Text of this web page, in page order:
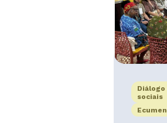
sociais